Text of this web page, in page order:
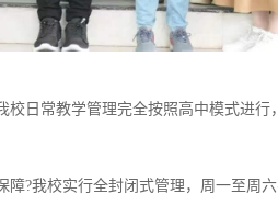
日常教学管理完全按照高中模式进
障?我校实行全封闭式管理，周一至周